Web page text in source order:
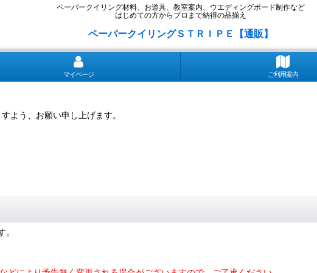
ペーパークイリング材料、お道具、教室案内、ウエディングボード制作など
はじめての方からプロまで納得の品揃え
ペーパークイリングＳＴＲＩＰＥ【通販】
マイページ ご利用案内
よう、お願い申し上げます。